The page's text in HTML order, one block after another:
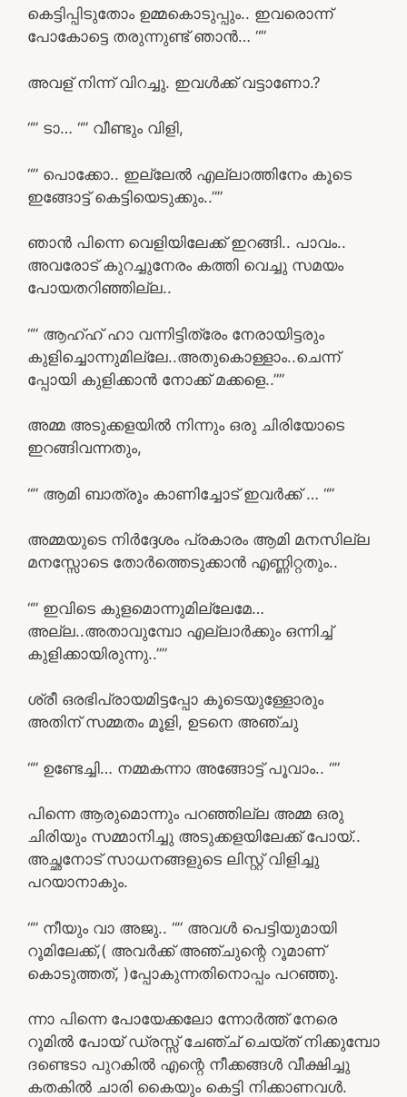
കെട്ടിപ്പിടുതോം ഉമ്മകൊടുപ്പും.. ഇവരൊന്ന്
പോകോട്ടെ തരുന്നുണ്ട് ഞാൻ… “”
അവള് നിന്ന് വിറച്ചു. ഇവൾക്ക് വട്ടാണോ.?
“” ടാ… “” വീണ്ടും വിളി,
“” പൊക്കോ.. ഇല്ലേൽ എല്ലാത്തിനേം കൂടെ
ഇങ്ങോട്ട് കെട്ടിയെടുക്കും..””
ഞാൻ പിന്നെ വെളിയിലേക്ക് ഇറങ്ങി.. പാവം..
അവരോട് കുറച്ചുനേരം കത്തി വെച്ചു സമയം
പോയതറിഞ്ഞില്ല..
“” ആഹ്ഹ് ഹാ വന്നിട്ടിത്രേം നേരായിട്ടരും
കുളിച്ചൊന്നുമില്ലേ..അതുകൊള്ളാം..ചെന്ന്
പ്പോയി കുളിക്കാൻ നോക്ക് മക്കളെ..””
അമ്മ അടുക്കളയിൽ നിന്നും ഒരു ചിരിയോടെ
ഇറങ്ങിവന്നതും,
“” ആമി ബാത്രൂം കാണിച്ചോട് ഇവർക്ക് … “”
അമ്മയുടെ നിർദ്ദേശം പ്രകാരം ആമി മനസില്ല
മനസ്സോടെ തോർത്തെടുക്കാൻ എണ്ണിറ്റതും..
“” ഇവിടെ കുളമൊന്നുമില്ലേമേ…
അല്ല..അതാവുമ്പോ എല്ലാർക്കും ഒന്നിച്ച്
കുളിക്കായിരുന്നു..””
ശ്രീ ഒരഭിപ്രായമിട്ടപ്പോ കൂടെയുള്ളോരും
അതിന് സമ്മതം മൂളി, ഉടനെ അഞ്ചു
“” ഉണ്ടേച്ചി… നമ്മകന്നാ അങ്ങോട്ട് പൂവാം.. “”
പിന്നെ ആരുമൊന്നും പറഞ്ഞില്ല അമ്മ ഒരു
ചിരിയും സമ്മാനിച്ചു അടുക്കളയിലേക്ക് പോയ്‌..
അച്ഛനോട് സാധനങ്ങളുടെ ലിസ്റ്റ് വിളിച്ചു
പറയാനാകും.
“” നീയും വാ അജു.. “” അവൾ പെട്ടിയുമായി
റൂമിലേക്ക്,( അവർക്ക് അഞ്ചുന്റെ റൂമാണ്
കൊടുത്തത്, )പ്പോകുന്നതിനൊപ്പം പറഞ്ഞു.
ന്നാ പിന്നെ പോയേക്കലോ ന്നോർത്ത് നേരെ
റൂമിൽ പോയ് ഡ്രസ്സ്‌ ചേഞ്ച്‌ ചെയ്ത് നിക്കുമ്പോ
ദണ്ടെടാ പുറകിൽ എന്റെ നീക്കങ്ങൾ വീക്ഷിച്ചു
കതകിൽ ചാരി കൈയും കെട്ടി നിക്കാണവൾ.